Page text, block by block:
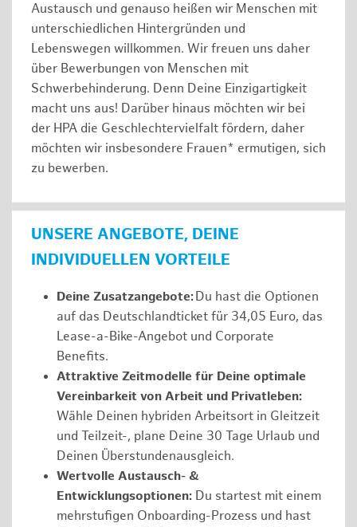
Austausch und genauso heißen wir Menschen mit
unterschiedlichen Hintergründen und
Lebenswegen willkommen. Wir freuen uns daher
über Bewerbungen von Menschen mit
Schwerbehinderung. Denn Deine Einzigartigkeit
macht uns aus! Darüber hinaus möchten wir bei
der HPA die Geschlechtervielfalt fördern, daher
möchten wir insbesondere Frauen* ermutigen, sich
zu bewerben.
UNSERE ANGEBOTE, DEINE
INDIVIDUELLEN VORTEILE
Deine Zusatzangebote: Du hast die Optionen
auf das Deutschlandticket für 34,05 Euro, das
Lease-a-Bike-Angebot und Corporate
Benefits.
Attraktive Zeitmodelle für Deine optimale
Vereinbarkeit von Arbeit und Privatleben:
Wähle Deinen hybriden Arbeitsort in Gleitzeit
und Teilzeit-, plane Deine 30 Tage Urlaub und
Deinen Überstundenausgleich.
Wertvolle Austausch- &
Entwicklungsoptionen: Du startest mit einem
mehrstufigen Onboarding-Prozess und hast